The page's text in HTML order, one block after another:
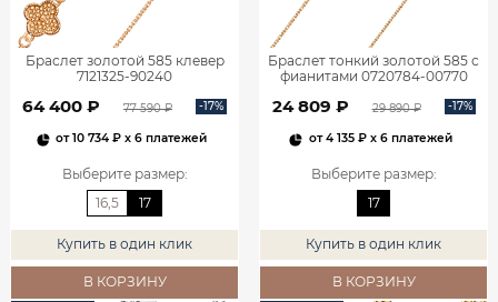
Браслет золотой 585 клевер
7121325-90240
64 400 ₽ 77 590 ₽ -17%
от10 734 ₽ x 6 платежей
Выберите размер:
16,5
17
Купить в один клик
В КОРЗИНУ
Браслет тонкий золотой 585 с
фианитами 0720784-00770
24 809 ₽ 29 890 ₽ -17%
от4 135 ₽x 6 платежей
Выберите размер:
17
Купить в один клик
В КОРЗИНУ